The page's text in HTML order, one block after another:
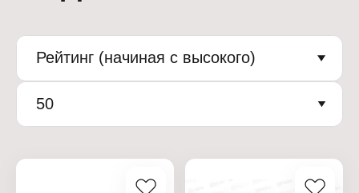
Рейтинг (начиная с высокого)
50